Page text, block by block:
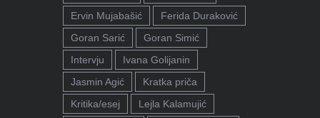
Ervin Mujabašić
Ferida Duraković
Goran Sarić
Goran Simić
Intervju
Ivana Golijanin
Jasmin Agić
Kratka priča
Kritika/esej
Lejla Kalamujić